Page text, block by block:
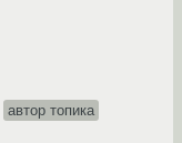
автор топика